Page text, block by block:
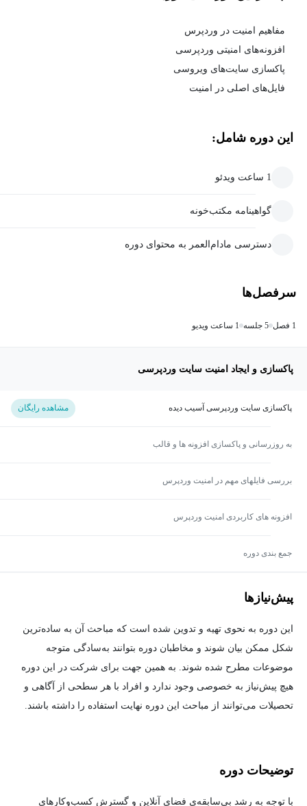
مفاهیم امنیت در وردپرس
افزونه‌های امنیتی وردپرسی
پاکسازی سایت‌های ویروسی
فایل‌های اصلی در امنیت
این دوره شامل:
1 ساعت ویدئو
گواهینامه مکتب‌خونه
دسترسی مادام‌العمر به محتوای دوره
سرفصل‌ها
1 فصل 5 جلسه 1 ساعت ویدیو
پاکسازی و ایجاد امنیت سایت وردپرسی
پاکسازی سایت وردپرسی آسیب دیده مشاهده رایگان
به روزرسانی و پاکسازی افزونه ها و قالب
بررسی فایلهای مهم در امنیت وردپرس
افزونه های کاربردی امنیت وردپرس
جمع بندی دوره
پیش‌نیاز‌ها
این دوره به نحوی تهیه و تدوین شده است که مباحث آن به ساده‌ترین
شکل ممکن بیان شوند و مخاطبان دوره بتوانند به‌سادگی متوجه
موضوعات مطرح شده شوند. به همین جهت برای شرکت در این دوره
هیچ پیش‌نیاز به خصوصی وجود ندارد و افراد با هر سطحی از آگاهی و
تحصیلات می‌توانند از مباحث این دوره نهایت استفاده را داشته باشند.
توضیحات دوره
با توجه به رشد بی‌سابقه‌ی فضای آنلاین و گسترش کسب‌وکارهای